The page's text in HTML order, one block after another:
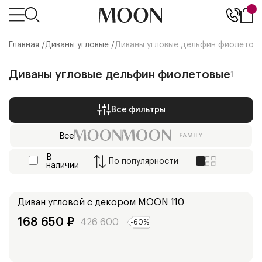
Главная /Диваны угловые /Диваны угловые дельфин
Диваны угловые дельфин фиолетовые1
Все фильтры
Все
В
наличии
По популярности
Диван угловой с декором MOON 110
168 650 ₽ 426 600 -60%